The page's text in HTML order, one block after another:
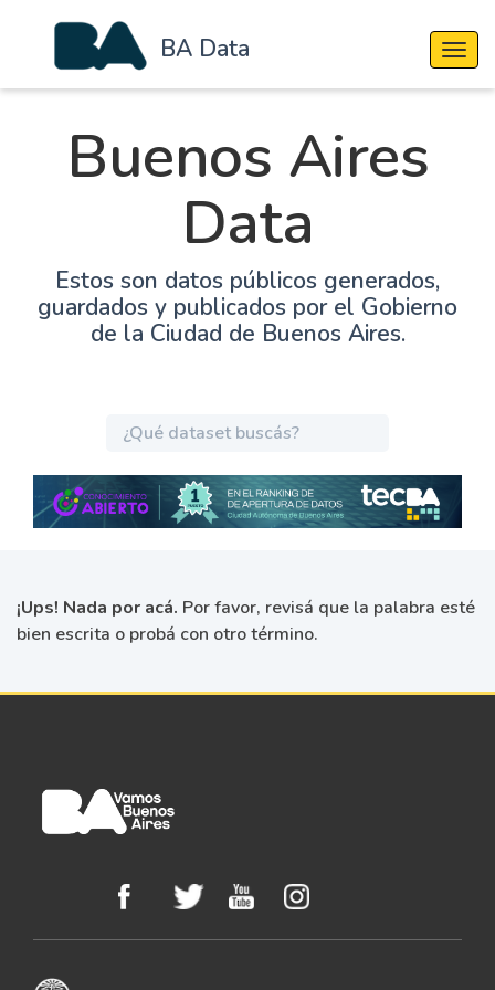
BA Data
Buenos Aires
Data
Estos son datos públicos generados,
guardados y publicados por el Gobierno
de la Ciudad de Buenos Aires.
¡Ups! Nada por acá. Por favor, revisá que la palabra esté
bien escrita o probá con otro término.